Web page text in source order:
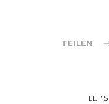
TEILEN